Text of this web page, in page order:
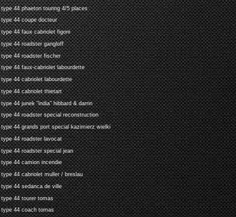
type 44 phaeton touring 4/5 places
type 44 coupe docteur
type 44 faux cabriolet figoni
type 44 roadster gangloff
type 44 roadster fischer
type 44 faux-cabriolet labourdette
type 44 cabriolet labourdette
type 44 cabriolet thietart
type 44 junek "india" hibbard & darrin
type 44 roadster special reconstruction
type 44 grands port special kazimierz wielki
type 44 roadster lavocat
type 44 roadster special jean
type 44 camion incendie
type 44 cabriolet muller / breslau
type 44 sedanca de ville
type 44 tourer tomas
type 44 coach tomas